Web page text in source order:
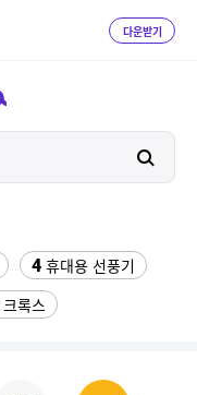
다운받기
4 휴대용 선풍기
크록스